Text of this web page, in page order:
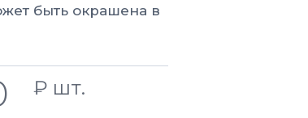
быть окрашена в
₽ шт.